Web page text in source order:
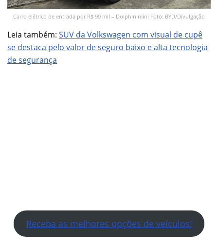
Carro elétrico de entrada por R$ 90 mil – Dolphin mini Foto: BYD/Divulgação
Leia também: SUV da Volkswagen com visual de cupê
se destaca pelo valor de seguro baixo e alta tecnologia
de segurança
Receba as melhores opções de veículos!